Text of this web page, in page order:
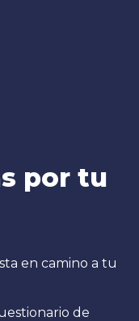
por tu
en camino a tu
de